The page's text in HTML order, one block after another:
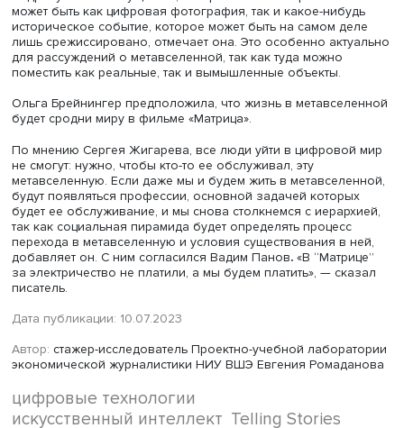
Ольга Брейнингер
Альтернативным космосом становится метавселенная. В
какой-то мере мы уже в ней. В последнее время
между реальным и вымышленным стирается все
переходы по ссылкам, участие в онлайн-встречах — все
является уже невидимым для нас способом
между пространствами. «Когда вы сидите на звонке в
находитесь?» — обратилась к присутствующим с
писательница Ольга Брейнингер.
философом Жаном Бодрийяром в XX веке. Под
подразумевается сущность, которая не имеет